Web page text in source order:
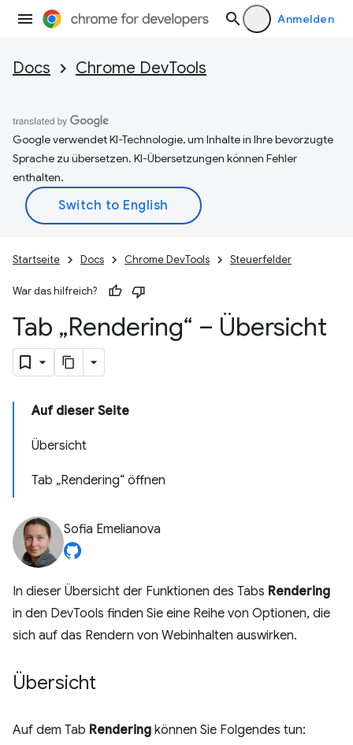
Anmelden
Docs Chrome DevTools
Google verwendet KI-Technologie, um Inhalte in Ihre bevorzugte
Sprache zu übersetzen. KI-Übersetzungen können Fehler
enthalten.
Startseite Docs Chrome DevTools Steuerfelder
War das hilfreich?
Tab „Rendering“ – Übersicht
Auf dieser Seite
Übersicht
Tab „Rendering“ öffnen
Sofia Emelianova
In dieser Übersicht der Funktionen des Tabs Rendering
in den DevTools finden Sie eine Reihe von Optionen, die
sich auf das Rendern von Webinhalten auswirken.
Übersicht
Auf dem Tab Rendering können Sie Folgendes tun: